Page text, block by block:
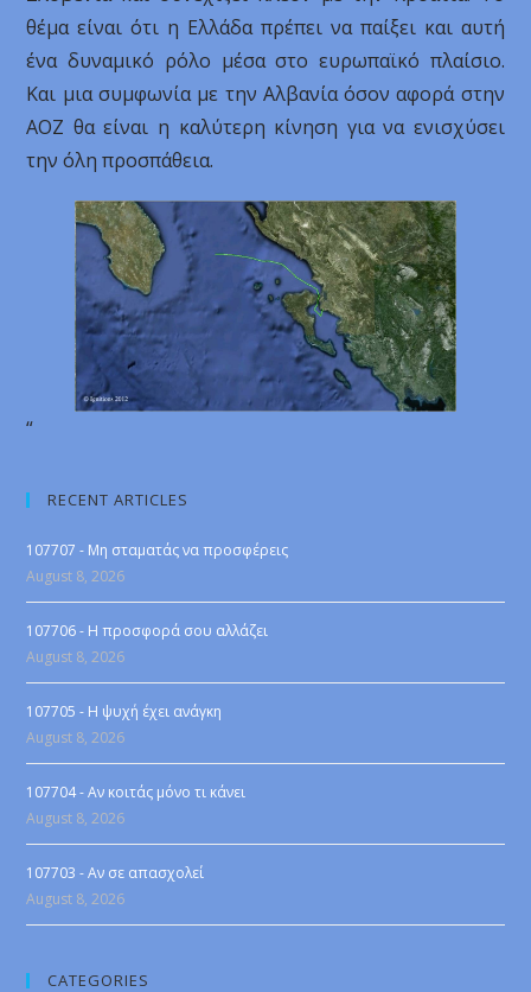
θέμα είναι ότι η Ελλάδα πρέπει να παίξει και αυτή
ένα δυναμικό ρόλο μέσα στο ευρωπαϊκό πλαίσιο.
Και μια συμφωνία με την Αλβανία όσον αφορά στην
ΑΟΖ θα είναι η καλύτερη κίνηση για να ενισχύσει
την όλη προσπάθεια.
“
RECENT ARTICLES
107707 - Μη σταματάς να προσφέρεις
August 8, 2026
107706 - Η προσφορά σου αλλάζει
August 8, 2026
107705 - Η ψυχή έχει ανάγκη
August 8, 2026
107704 - Αν κοιτάς μόνο τι κάνει
August 8, 2026
107703 - Αν σε απασχολεί
August 8, 2026
CATEGORIES